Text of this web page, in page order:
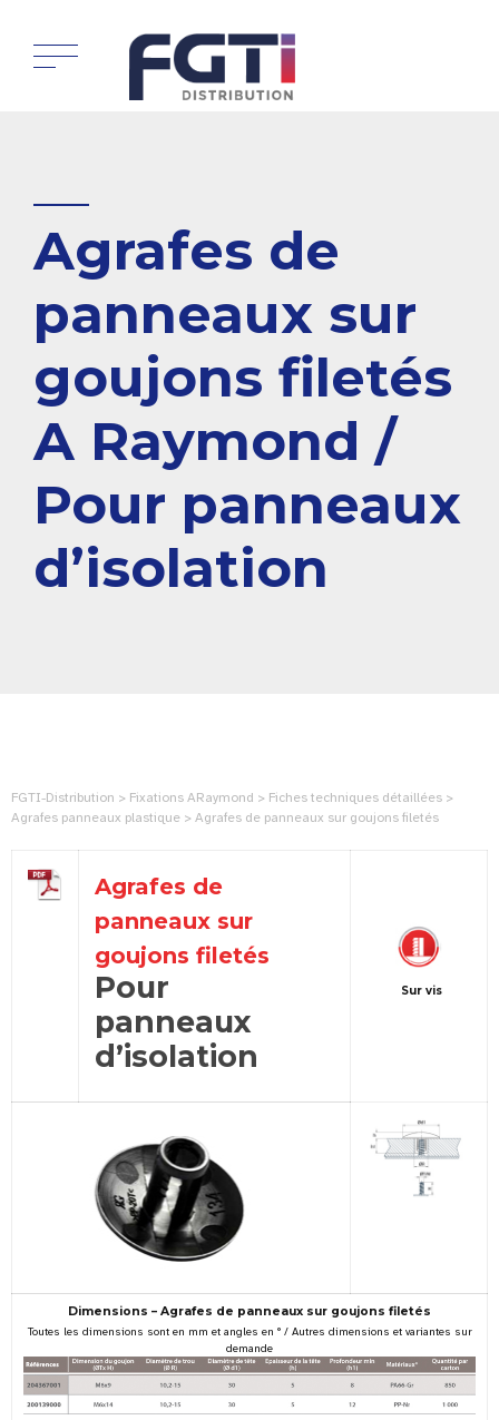
Agrafes de
panneaux sur
goujons filetés
A Raymond /
Pour panneaux
d’isolation
FGTI-Distribution > Fixations ARaymond > Fiches techniques détaillées >
Agrafes panneaux plastique > Agrafes de panneaux sur goujons filetés
Agrafes de
panneaux sur
goujons filetés
Pour
panneaux
d’isolation
Sur vis
Dimensions – Agrafes de panneaux sur goujons filetés
Toutes les dimensions sont en mm et angles en ° / Autres dimensions et variantes sur
demande